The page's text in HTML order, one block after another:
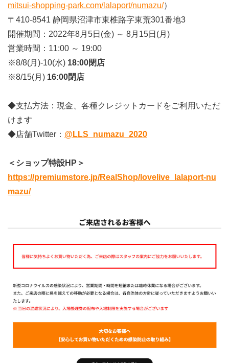
mitsui-shopping-park.com/lalaport/numazu/）
〒410-8541 静岡県沼津市東椎路字東荒301番地3
開催期間：2022年8月5日(金) ～ 8月15日(月)
営業時間：11:00 ～ 19:00
※8/8(月)-10(水) 18:00閉店
※8/15(月) 16:00閉店
◆支払方法：現金、各種クレジットカードをご利用いただ
けます
◆店舗Twitter： @LLS_numazu_2020
＜ショップ特設HP＞
https://premiumstore.jp/RealShop/lovelive_lalaport-nu
mazu/